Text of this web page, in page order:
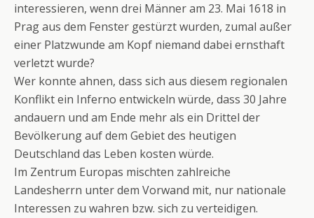
interessieren, wenn drei Männer am 23. Mai 1618 in
Prag aus dem Fenster gestürzt wurden, zumal außer
einer Platzwunde am Kopf niemand dabei ernsthaft
verletzt wurde?
Wer konnte ahnen, dass sich aus diesem regionalen
Konflikt ein Inferno entwickeln würde, dass 30 Jahre
andauern und am Ende mehr als ein Drittel der
Bevölkerung auf dem Gebiet des heutigen
Deutschland das Leben kosten würde.
Im Zentrum Europas mischten zahlreiche
Landesherrn unter dem Vorwand mit, nur nationale
Interessen zu wahren bzw. sich zu verteidigen.